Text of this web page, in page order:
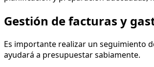
Gestión de facturas y
Es importante realizar un seguimiento
ayudará a presupuestar sabiamente.